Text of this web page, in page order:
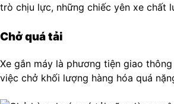
trò chịu lực, những chiếc yên xe chất
Chở quá tải
Xe gắn máy là phương tiện giao
việc chở khối lượng hàng hóa quá